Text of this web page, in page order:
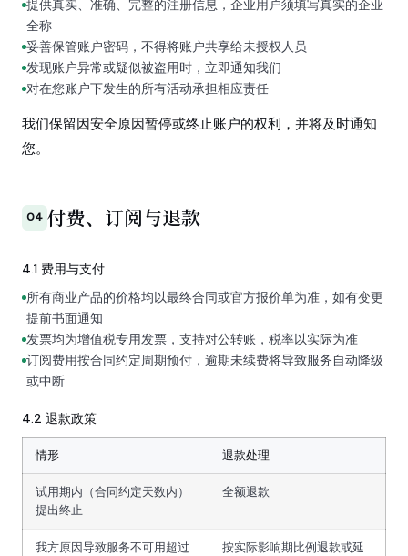
提供真实、准确、完整的注册信息，企业用户须填写真实的企业
全称
妥善保管账户密码，不得将账户共享给未授权人员
发现账户异常或疑似被盗用时，立即通知我们
对在您账户下发生的所有活动承担相应责任
我们保留因安全原因暂停或终止账户的权利，并将及时通知
您。
04 付费、订阅与退款
4.1 费用与支付
所有商业产品的价格均以最终合同或官方报价单为准，如有变更
提前书面通知
发票均为增值税专用发票，支持对公转账，税率以实际为准
订阅费用按合同约定周期预付，逾期未续费将导致服务自动降级
或中断
4.2 退款政策
情形 退款处理
试用期内（合同约定天数内）
提出终止
全额退款
我方原因导致服务不可用超过
按实际影响期比例退款或延